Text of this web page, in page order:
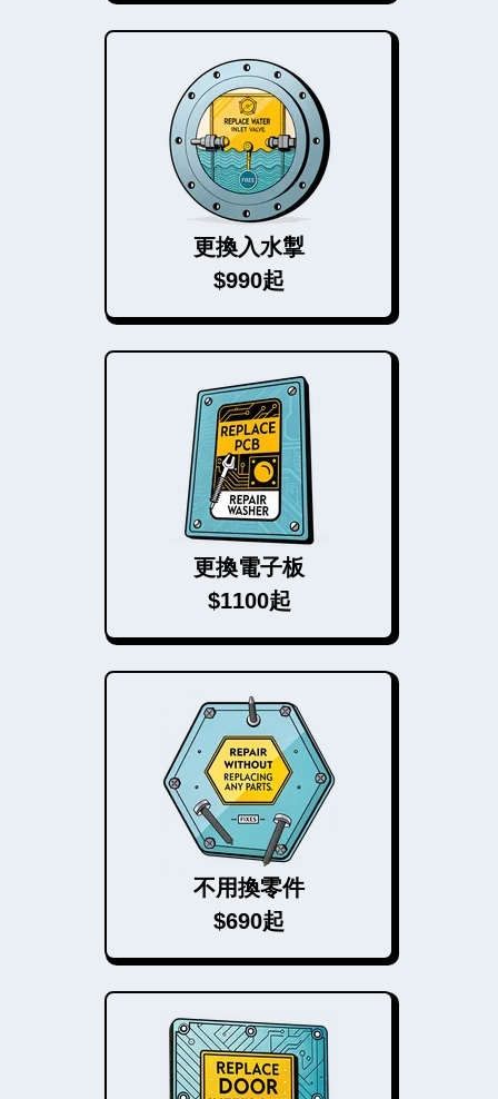
更換入水掣
$990起
更換電子板
$1100起
不用換零件
$690起